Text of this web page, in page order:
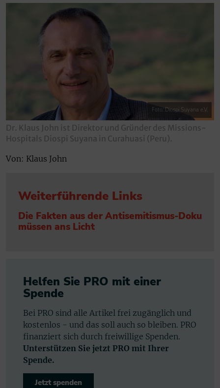
Foto: Diospi Suyana e.V.
Dr. Klaus John ist Direktor und Gründer des Missions-
Hospitals Diospi Suyana in Curahuasi (Peru).
Von: Klaus John
Weiterführende Links
Die Fakten aus der Antisemitismus-Doku
müssen ans Licht
Helfen Sie PRO mit einer
Spende
Bei PRO sind alle Artikel frei zugänglich und
kostenlos - und das soll auch so bleiben. PRO
finanziert sich durch freiwillige Spenden.
Unterstützen Sie jetzt PRO mit Ihrer
Spende.
Jetzt spenden